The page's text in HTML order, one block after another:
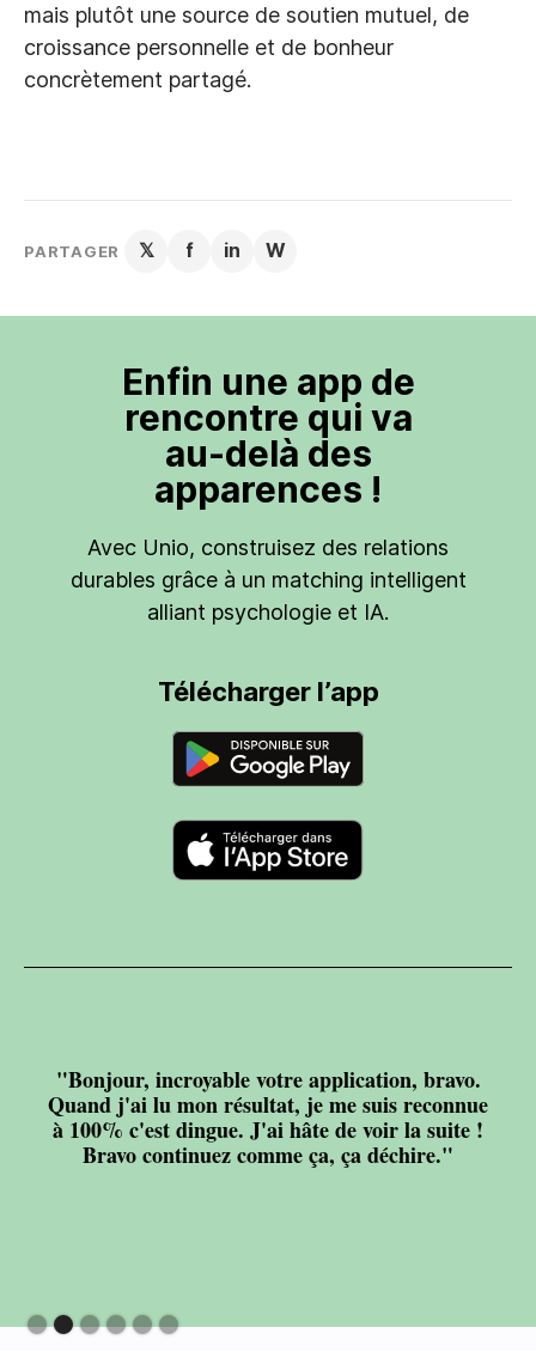
mais plutôt une source de soutien mutuel, de
croissance personnelle et de bonheur
concrètement partagé.
PARTAGER 𝕏 f in W
Enfin une app de
rencontre qui va
au-delà des
apparences !
Avec Unio, construisez des relations
durables grâce à un matching intelligent
alliant psychologie et IA.
Télécharger l’app
"Bonjour, incroyable votre application, bravo.
Quand j'ai lu mon résultat, je me suis reconnue
à 100% c'est dingue. J'ai hâte de voir la suite !
Bravo continuez comme ça, ça déchire."
Slide 2 of 6.